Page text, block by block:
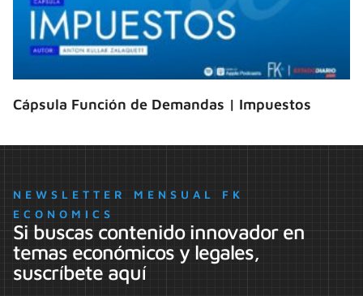
Cápsula Función de Demandas | Impuestos
NEWSLETTER MENSUAL FK
ECONOMICS
Si buscas contenido innovador en
temas económicos y legales,
suscríbete aquí